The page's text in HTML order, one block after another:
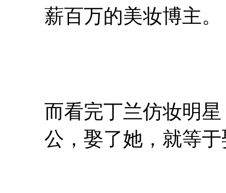
薪百万的美妆博主。
而看完丁兰仿妆明
公，娶了她，就等